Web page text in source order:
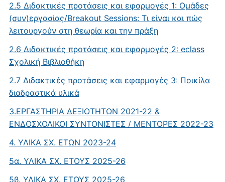
2.5 Διδακτικές προτάσεις και εφαρμογές 1: Oμάδες
(συν)εργασίας/Breakout Sessions: Τι είναι και πώς
λειτουργούν στη θεωρία και την πράξη
2.6 Διδακτικές προτάσεις και εφαρμογές 2: eclass
Σχολική Βιβλιοθήκη
2.7 Διδακτικές προτάσεις και εφαρμογές 3: Ποικίλα
διαδραστικά υλικά
3.ΕΡΓΑΣΤΗΡΙΑ ΔΕΞΙΟΤΗΤΩΝ 2021-22 &
ΕΝΔΟΣΧΟΛΙΚΟΙ ΣΥΝΤΟΝΙΣΤΕΣ / ΜΕΝΤΟΡΕΣ 2022-23
4. ΥΛΙΚΑ ΣΧ. ΕΤΩΝ 2023-24
5α. ΥΛΙΚΑ ΣΧ. ΕΤΟΥΣ 2025-26
5β. ΥΛΙΚΑ ΣΧ. ΕΤΟΥΣ 2025-26